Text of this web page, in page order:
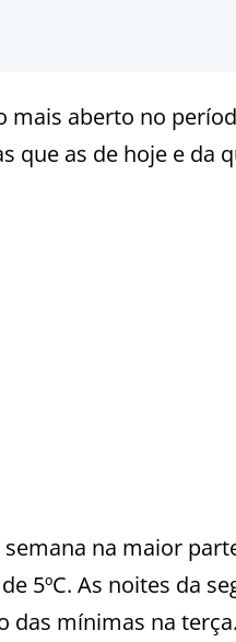
mais aberto no
que as de hoje e da
na maior
5ºC. As noites da
das mínimas na terça.